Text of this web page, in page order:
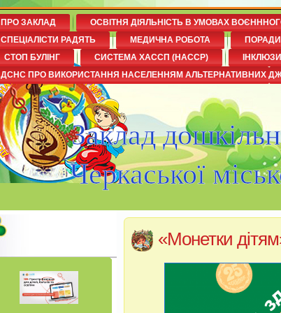
Заклад
Черкаської
ПРО ЗАКЛАД ОСВІТНЯ ДІЯЛЬНІСТЬ В УМОВАХ
СПЕЦІАЛІСТИ РАДЯТЬ
МЕДИЧНА РОБОТА
СТОП БУЛІНГ
СИСТЕМА ХАССП (НАССР)
ДСНС ПРО ВИКОРИСТАННЯ НАСЕЛЕННЯМ АЛЬТЕРНАТИВНИХ
«Монетки